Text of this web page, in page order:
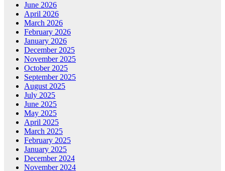
June 2026
April 2026
March 2026
February 2026
January 2026
December 2025
November 2025
October 2025
September 2025
August 2025
July 2025
June 2025
May 2025
April 2025
March 2025
February 2025
January 2025
December 2024
November 2024